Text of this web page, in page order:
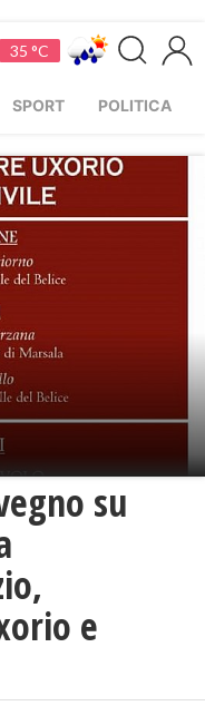
35 °C
SPORT POLITICA
su
e